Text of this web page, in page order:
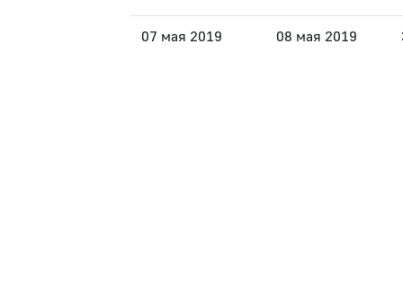
07 мая 2019 08 мая 2019